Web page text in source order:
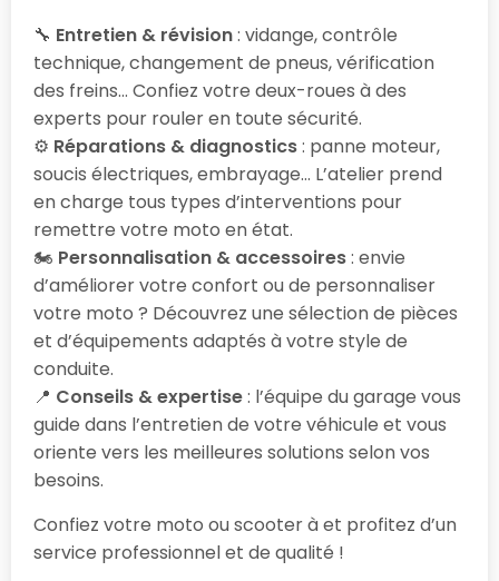
🔧 Entretien & révision: vidange, contrôle
technique, changement de pneus, vérification
des freins… Confiez votre deux-roues à des
experts pour rouler en toute sécurité.
⚙️ Réparations & diagnostics: panne moteur,
soucis électriques, embrayage… L’atelier prend
en charge tous types d’interventions pour
remettre votre moto en état.
🏍️ Personnalisation & accessoires: envie
d’améliorer votre confort ou de personnaliser
votre moto ? Découvrez une sélection de pièces
et d’équipements adaptés à votre style de
conduite.
📍 Conseils & expertise: l’équipe du garage vous
guide dans l’entretien de votre véhicule et vous
oriente vers les meilleures solutions selon vos
besoins.
Confiez votre moto ou scooter àet profitez d’un
service professionnel et de qualité !